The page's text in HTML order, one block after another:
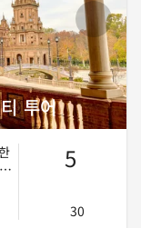
투어
5
30